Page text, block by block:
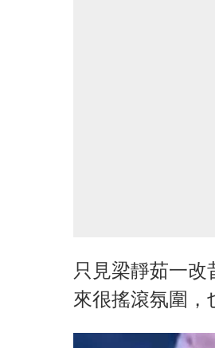
只見梁靜茹一
來很搖滾氛圍，